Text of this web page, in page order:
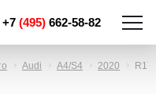
+7 (495) 662-58-82
Audi A4/S4 2020 R17